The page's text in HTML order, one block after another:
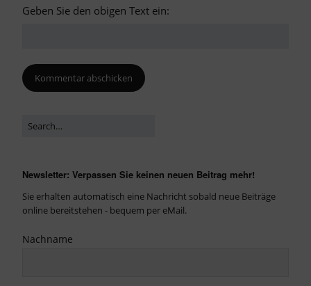
Geben Sie den obigen Text ein:
Newsletter: Verpassen Sie keinen neuen Beitrag mehr!
Sie erhalten automatisch eine Nachricht sobald neue Beiträge
online bereitstehen - bequem per eMail.
Nachname